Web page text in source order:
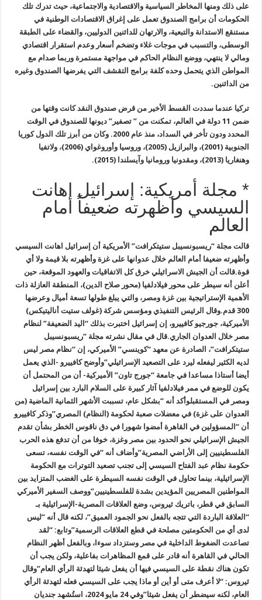
على ذلك ومنها المخاطر السياسية والاقتصادية والاجتماعية، حيث تدرك تلك
الحكومات أن برامج الصندوق تعمل على إغراق الاقتصادات الوطنية في
مستنقع الاستدانة والتبعية، والارتهان للدائنين الدوليين، والقضاء على الطبقة
الوسطى، والتسبب في موجات غلاء وتضخم أسعار وعدم استقرار اقتصادي
ومالي لا ينتهي، ووضع النظام الحاكم في مواجهة مستمرة وربما صدام مع
المواطن الذي يتحمل وحده كلفة برامج التقشف التي يفرضها الصندوق وغيره
من الدائنين.
تركيا عندما سددت القسط الأخير من قرض صندوق النقد كانت وقتها من
ضمن 11 دولة في العالم، تمكنت من ” تصفير” ديونها للصندوق في الوقت
المحدد ودون تأخر في السداد، منذ عام 2000. وكان من أبرز تلك الدول كوريا
الجنوبية (2001)، والبرازيل (2005)، وروسيا وأوروغواي (2006)، ولاتفيا
وهنغاريا (2013)، ومقدونيا ورومانيا وآيسلندا (2015).
* مجلة أمريكية: إسرائيل اهانت
السيسي وأظهرته ضعيفاً أمام
العالم
قالت مجلة “ريسبونسيبل ستيتكرافت” الأمريكية أن إسرائيل اهانت السيسي
وأظهرته ضعيفا أمام العالم خلال عدوانها على غزة وأظهرته بلا قيمة ولا أي
قوة.قالت أن الجيش الاسرائيلي خرق كل الاتفاقيات والعهود الموقعة، حين
أعلن أنه سيطر على محور فيلادلفيا (محور صلاح الدين)، المنطقة العازلة ذات
الأهمية الإستراتيجية بين غزة ومصر، والتي يبلغ طولها تسعة أميال وعرضها
300 قدم
.وقال الرئيس التنفيذي ومؤسس شركة (غولف ستيت أناليتيكس)
الأميركية، جورجيو كافييرو، إن إسرائيل اختبرت بذلك “اليد الضعيفة” لنظام
مصر خلال العدوان الجاري.قال في مقال نشرته مجلة “ريسبونسيبل
ستيتكرافت”، الصادرة عن معهد “كوينسي” الأميركي، إن “نظام مصر ليس
لديه الكثير ليفعله ليرد على التصعيد الإسرائيلي”وأوضح كافييرو -الذي يعمل
أيضا أستاذا مساعدا في جامعة “جورج تاون” الأميركية- أن من المحتمل أن
يكون للوضع في ممر فيلادلفيا آثار كبيرة على السلام البارد بين إسرائيل
ومصر في المستقبلوأكد أنه “بشكل عام، تسببت الأشهر الثمانية الماضية (من
العدوان على غزة) في معضلات صعبة لحكومة (النظام) المصري”وذكر كافييرو
أن “المسؤولين في القاهرة أمضوا شهورا في دق ناقوس الخطر بشأن تقدم
الجيش الإسرائيلي نحو الحدود بين مصر وغزة، خوفا من أن تدفع هذه الحرب
الفلسطينيين إلى الأراضي المصرية”وأضاف أنه “في الوقت نفسه، تسعى
حكومة نظام عبد الفتاح السيسي إلى تجنب تصعيد التوترات مع الحكومة
الإسرائيلية، بينما تحاول في الوقت نفسه السيطرة على الغضب المتزايد بين
المواطنين المصريين المؤيدين بشدة للفلسطينيين”ووصف السفير الأميركي
السابق في قطر، باتريك ثيروس، وضع العلاقات المصرية-الإسرائيلية بـ
“العلاقة الباردة التي تتجه بالفعل نحو الجمود العميق”، لكنه قال أنه “ليس
لدى أي من الحكومتين مصلحة في قطع العلاقات الرسمية”وتابع: “لقد
تصاعدت الضغوط الداخلية في مصر وستزداد سوءا، وبالفعل أظهر النظام
الحالي في القاهرة أنه قادر على قمع المظاهرات بفاعلية، ولكن يجب أن
تكون هناك نقطة على السيسي فيها أن يفعل شيئا لتهدئة الرأي العام”وقال
ثيروس: “لا أعرف متى أو أين أو ماذا يجب على السيسي فعله لتهدئة الرأي
العام، لكنه سيضطر أن يفعل شيئا”
وفي 24 مايو 2024، استُشهد جنديان